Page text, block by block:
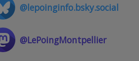
@lepoinginfo.bsky.social
@LePoingMontpellier